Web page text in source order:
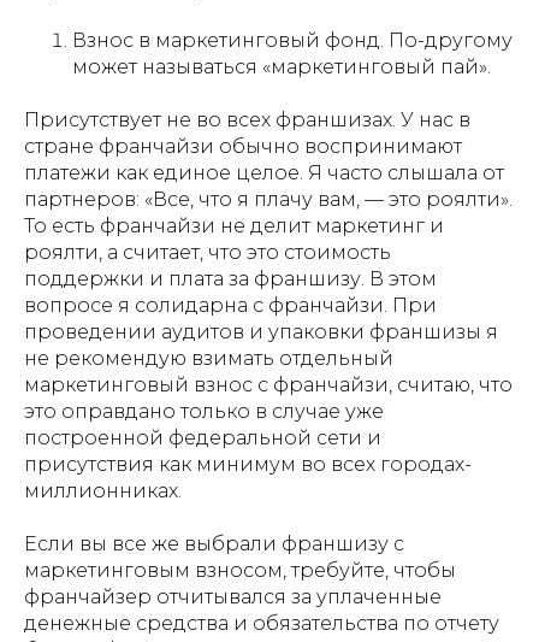
Взнос в маркетинговый фонд. По-другому
может называться «маркетинговый пай».
Присутствует не во всех франшизах. У нас в
стране франчайзи обычно воспринимают
платежи как единое целое. Я часто слышала от
партнеров: «Все, что я плачу вам, — это роялти».
То есть франчайзи не делит маркетинг и
роялти, а считает, что это стоимость
поддержки и плата за франшизу. В этом
вопросе я солидарна с франчайзи. При
проведении аудитов и упаковки франшизы я
не рекомендую взимать отдельный
маркетинговый взнос с франчайзи, считаю, что
это оправдано только в случае уже
построенной федеральной сети и
присутствия как минимум во всех городах-
миллионниках.
Если вы все же выбрали франшизу с
маркетинговым взносом, требуйте, чтобы
франчайзер отчитывался за уплаченные
денежные средства и обязательства по отчету